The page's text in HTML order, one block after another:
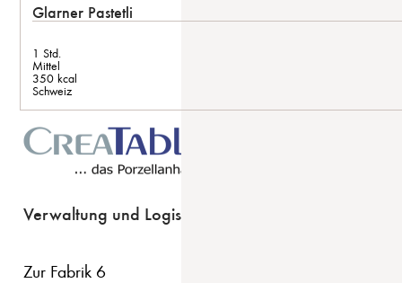
Glarner Pastetli
1 Std.
Mittel
350 kcal
Schweiz
Verwaltung und Logistik
Zur Fabrik 6